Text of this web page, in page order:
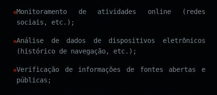
Monitoramento de atividades online (redes
sociais, etc.);
Análise de dados de dispositivos eletrônicos
(histórico de navegação, etc.);
Verificação de informações de fontes abertas e
públicas;